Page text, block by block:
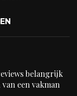
belangrijk
een vakman